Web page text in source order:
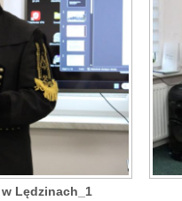
Lędzinach_1